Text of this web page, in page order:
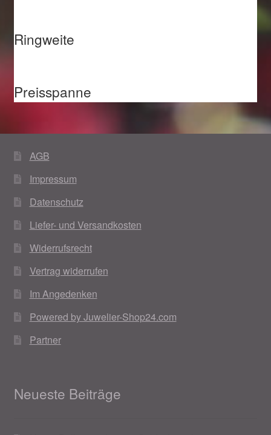
Ringweite
Preisspanne
AGB
Impressum
Datenschutz
Liefer- und Versandkosten
Widerrufsrecht
Vertrag widerrufen
Im Angedenken
Powered by Juwelier-Shop24.com
Partner
Neueste Beiträge